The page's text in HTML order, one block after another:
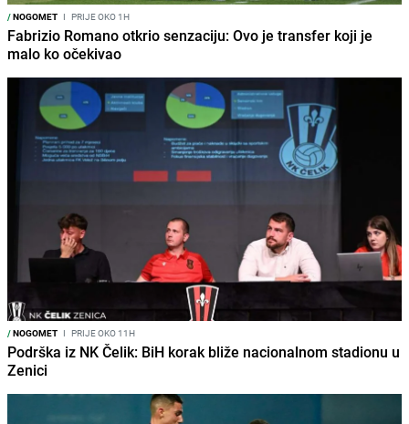
/NOGOMET I PRIJE OKO 1H
Fabrizio Romano otkrio senzaciju: Ovo je transfer koji je
malo ko očekivao
/NOGOMET I PRIJE OKO 11H
Podrška iz NK Čelik: BiH korak bliže nacionalnom stadionu u
Zenici